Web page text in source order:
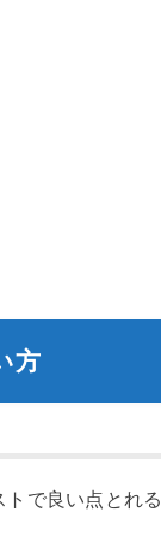
方
で良い点とれ